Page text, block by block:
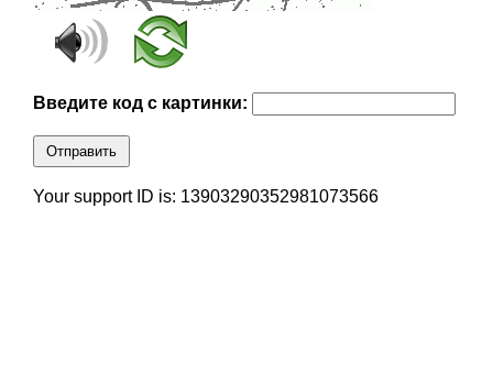
Введите код с картинки:
Отправить
Your support ID is: 13903290352981073566